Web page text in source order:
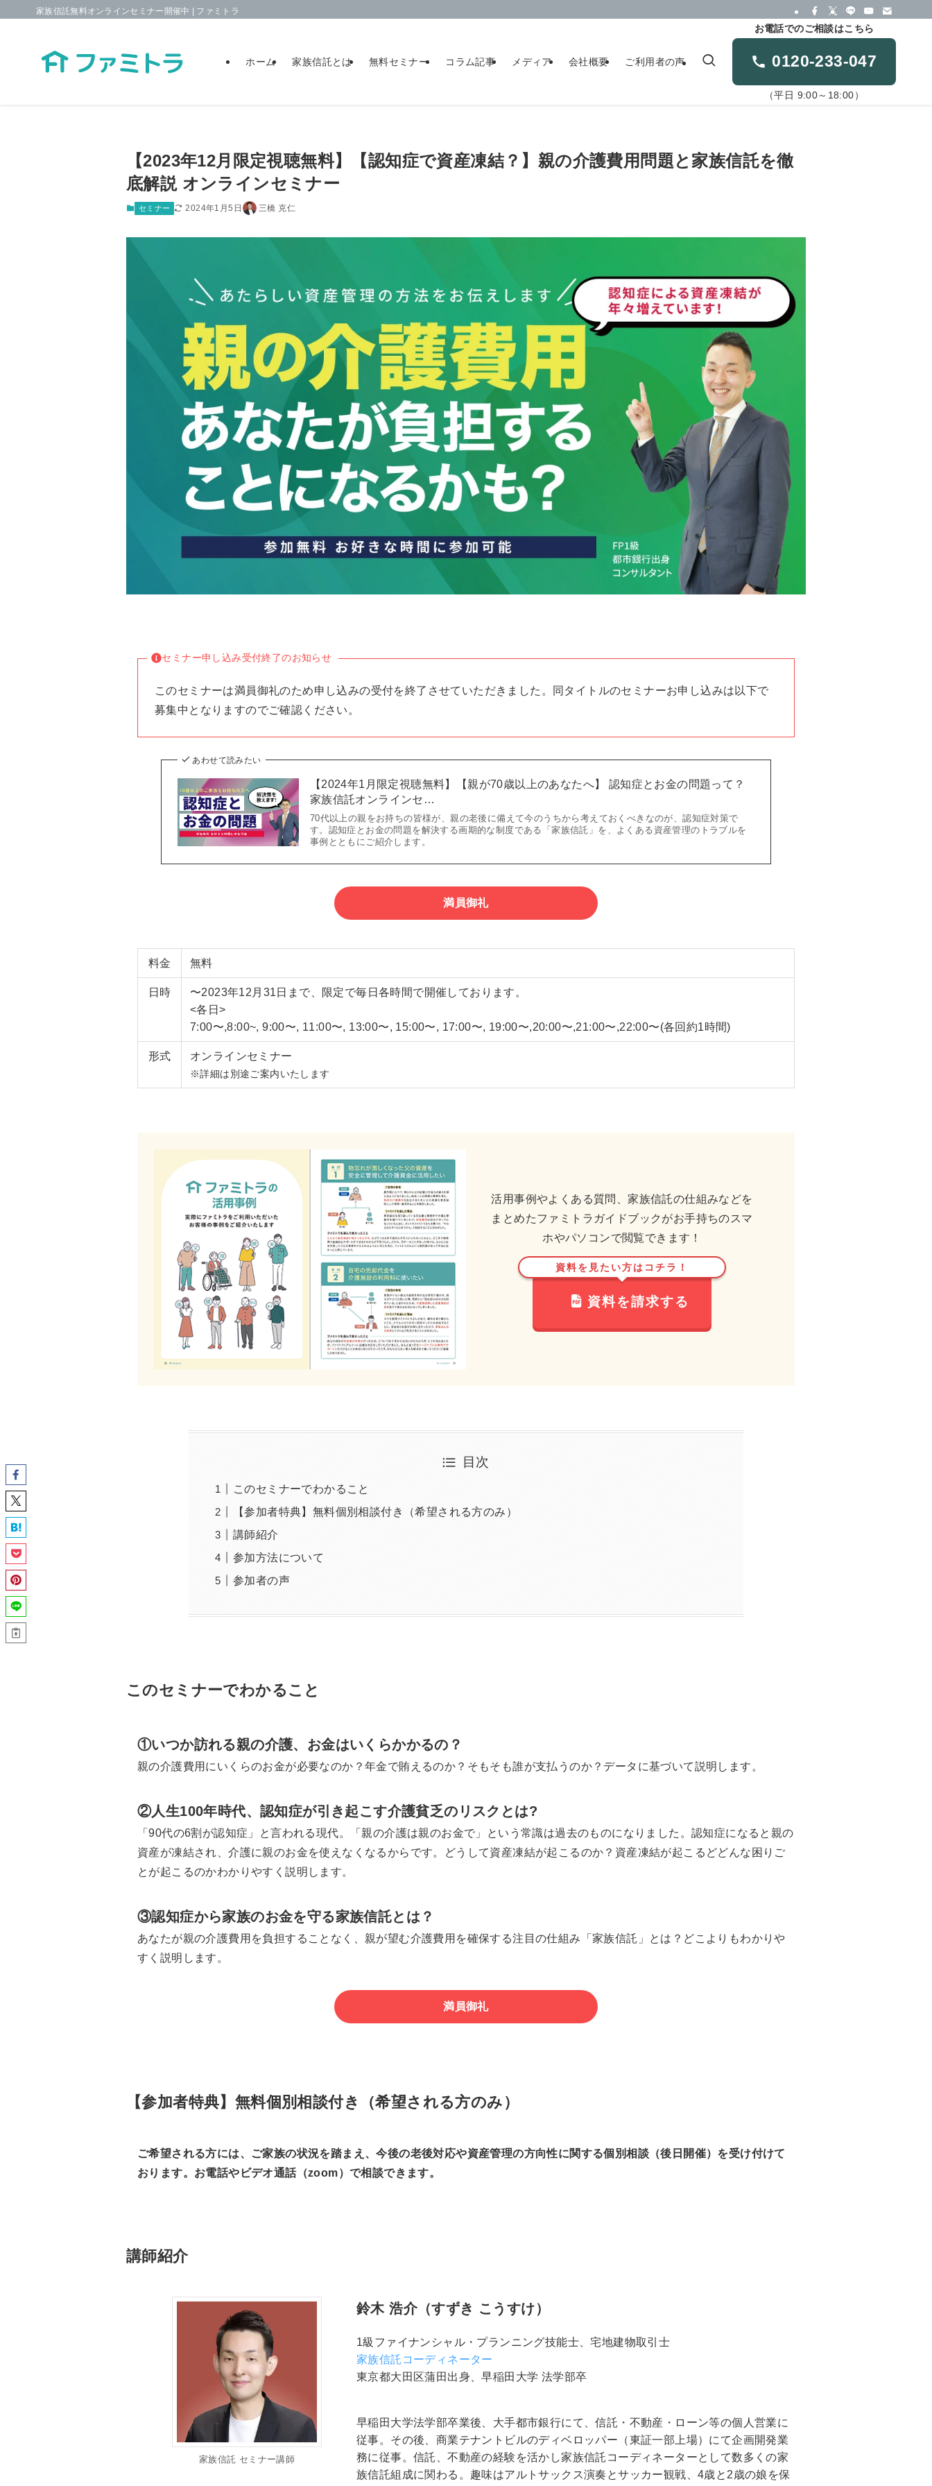
家族信託無料オンラインセミナー開催中 | ファミトラ
ホーム 家族信託とは 無料セミナー コラム記事 メディア 会社概要 ご利用者の声
お電話でのご相談はこちら
0120-233-047
（平日 9:00～18:00）
【2023年12月限定視聴無料】【認知症で資産凍結？】親の介護費用問題と家族信託を徹
底解説 オンラインセミナー
セミナー 2024年1月5日 三橋 克仁
セミナー申し込み受付終了のお知らせ
このセミナーは満員御礼のため申し込みの受付を終了させていただきました。同タイトルのセミナーお申し込みは以下で
募集中となりますのでご確認ください。
あわせて読みたい
【2024年1月限定視聴無料】【親が70歳以上のあなたへ】 認知症とお金の問題って？
家族信託オンラインセ…
70代以上の親をお持ちの皆様が、親の老後に備えて今のうちから考えておくべきなのが、認知症対策で
す。認知症とお金の問題を解決する画期的な制度である「家族信託」を、よくある資産管理のトラブルを
事例とともにご紹介します。
満員御礼
料金 無料
日時
〜2023年12月31日まで、限定で毎日各時間で開催しております。
<各日>
7:00〜,8:00~, 9:00〜, 11:00〜, 13:00〜, 15:00〜, 17:00〜, 19:00〜,20:00〜,21:00〜,22:00〜(各回約1時間)
形式 オンラインセミナー
※詳細は別途ご案内いたします
活用事例やよくある質問、家族信託の仕組みなどを
まとめたファミトラガイドブックがお手持ちのスマ
ホやパソコンで閲覧できます！
資料を見たい方はコチラ！
資料を請求する
目次
このセミナーでわかること
【参加者特典】無料個別相談付き（希望される方のみ）
講師紹介
参加方法について
参加者の声
このセミナーでわかること
①いつか訪れる親の介護、お金はいくらかかるの？
親の介護費用にいくらのお金が必要なのか？年金で賄えるのか？そもそも誰が支払うのか？データに基づいて説明します。
②人生100年時代、認知症が引き起こす介護貧乏のリスクとは?
「90代の6割が認知症」と言われる現代。「親の介護は親のお金で」という常識は過去のものになりました。認知症になると親の
資産が凍結され、介護に親のお金を使えなくなるからです。どうして資産凍結が起こるのか？資産凍結が起こるどどんな困りご
とが起こるのかわかりやすく説明します。
③認知症から家族のお金を守る家族信託とは？
あなたが親の介護費用を負担することなく、親が望む介護費用を確保する注目の仕組み「家族信託」とは？どこよりもわかりや
すく説明します。
満員御礼
【参加者特典】無料個別相談付き（希望される方のみ）
ご希望される方には、ご家族の状況を踏まえ、今後の老後対応や資産管理の方向性に関する個別相談（後日開催）を受け付けて
おります。お電話やビデオ通話（zoom）で相談できます。
講師紹介
家族信託 セミナー講師
鈴木 浩介（すずき こうすけ）
1級ファイナンシャル・プランニング技能士、宅地建物取引士
家族信託コーディネーター
東京都大田区蒲田出身、早稲田大学 法学部卒
早稲田大学法学部卒業後、大手都市銀行にて、信託・不動産・ローン等の個人営業に
従事。その後、商業テナントビルのディベロッパー（東証一部上場）にて企画開発業
務に従事。信託、不動産の経験を活かし家族信託コーディネーターとして数多くの家
族信託組成に関わる。趣味はアルトサックス演奏とサッカー観戦、4歳と2歳の娘を保